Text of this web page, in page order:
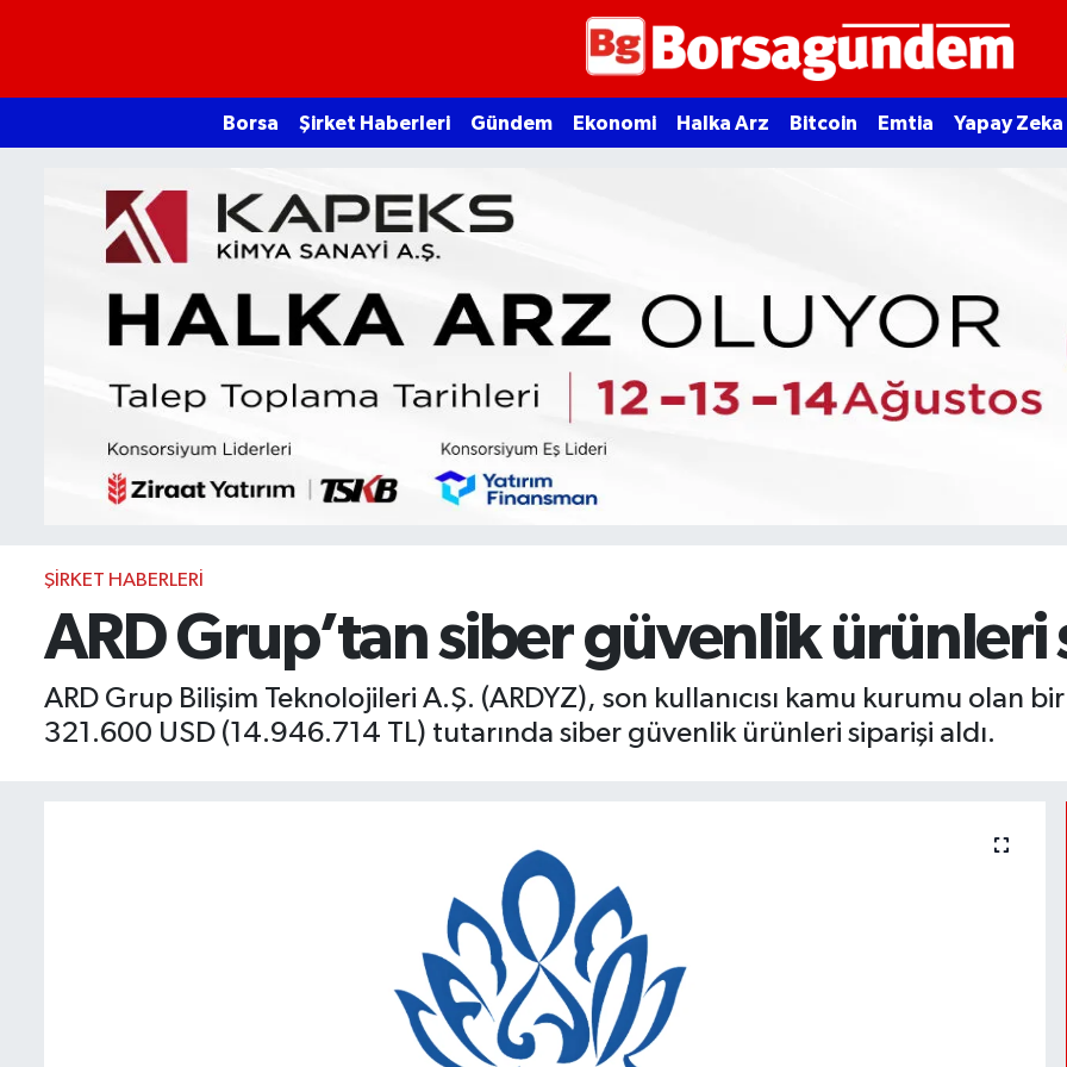
Borsa Şirket Haberleri Gündem Ekonomi Halka Arz Bitcoin Emtia Yapay Zeka
ŞIRKET HABERLERI
ARD Grup’tan siber güvenlik ürünleri
ARD Grup Bilişim Teknolojileri A.Ş. (ARDYZ), son kullanıcısı kamu kurumu olan
321.600 USD (14.946.714 TL) tutarında siber güvenlik ürünleri siparişi aldı.
Ekonomi
Emtia
Şirket Haberleri
BIST 100 Isı Haritası
Coin Isı Haritası
Ekonomik Takvim